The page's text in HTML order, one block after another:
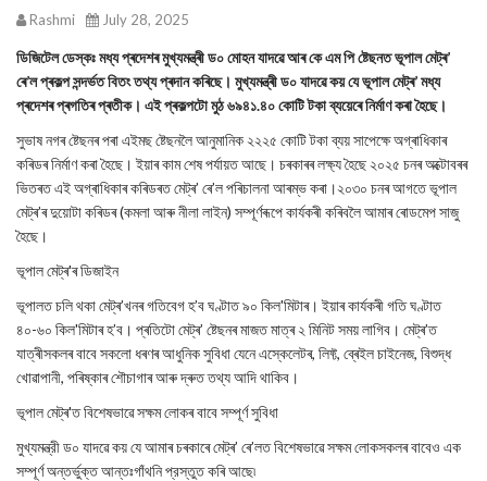
Rashmi July 28, 2025
ডিজিটেল ডেস্কঃ মধ্য প্ৰদেশৰ মুখ্যমন্ত্ৰী ড০ মোহন যাদৱে আৰ কে এম পি ষ্টেছনত ভূপাল মেট্ৰ’
ৰে’ল প্ৰকল্প সন্দৰ্ভত বিতং তথ্য প্ৰদান কৰিছে। মুখ্যমন্ত্ৰী ড০ যাদৱে কয় যে ভূপাল মেট্ৰ’ মধ্য
প্ৰদেশৰ প্ৰগতিৰ প্ৰতীক। এই প্ৰকল্পটো মুঠ ৬৯৪১.৪০ কোটি টকা ব্যয়েৰে নিৰ্মাণ কৰা হৈছে।
সুভাষ নগৰ ষ্টেছনৰ পৰা এইমছ ষ্টেছনলৈ আনুমানিক ২২২৫ কোটি টকা ব্যয় সাপেক্ষে অগ্ৰাধিকাৰ
কৰিডৰ নিৰ্মাণ কৰা হৈছে। ইয়াৰ কাম শেষ পৰ্যায়ত আছে। চৰকাৰৰ লক্ষ্য হৈছে ২০২৫ চনৰ অক্টোবৰৰ
ভিতৰত এই অগ্ৰাধিকাৰ কৰিডৰত মেট্ৰ’ ৰে’ল পৰিচালনা আৰম্ভ কৰা।২০৩০ চনৰ আগতে ভূপাল
মেট্ৰ’ৰ দুয়োটা কৰিডৰ (কমলা আৰু নীলা লাইন) সম্পূৰ্ণৰূপে কাৰ্যকৰী কৰিবলৈ আমাৰ ৰোডমেপ সাজু
হৈছে।
ভূপাল মেট্ৰ'ৰ ডিজাইন
ভূপালত চলি থকা মেট্ৰ’খনৰ গতিবেগ হ’ব ঘণ্টাত ৯০ কিল'মিটাৰ। ইয়াৰ কাৰ্যকৰী গতি ঘণ্টাত
৪০-৬০ কিল'মিটাৰ হ’ব। প্ৰতিটো মেট্ৰ’ ষ্টেছনৰ মাজত মাত্ৰ ২ মিনিট সময় লাগিব। মেট্ৰ’ত
যাত্ৰীসকলৰ বাবে সকলো ধৰণৰ আধুনিক সুবিধা যেনে এস্কেলেটৰ, লিফ্ট, ব্ৰেইল চাইনেজ, বিশুদ্ধ
খোৱাপানী, পৰিষ্কাৰ শৌচাগাৰ আৰু দ্ৰুত তথ্য আদি থাকিব।
ভূপাল মেট্ৰ'ত বিশেষভাৱে সক্ষম লোকৰ বাবে সম্পূৰ্ণ সুবিধা
মুখ্যমন্ত্রী ড০ যাদৱে কয় যে আমাৰ চৰকাৰে মেট্ৰ’ ৰে’লত বিশেষভাৱে সক্ষম লোকসকলৰ বাবেও এক
সম্পূর্ণ অন্তর্ভুক্ত আন্তঃগাঁথনি প্রস্তুত কৰি আছে৷